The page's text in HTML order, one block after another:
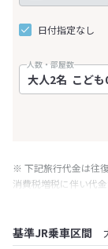
日付指定なし
人数・部屋数
※ 下記旅行代金は往
消費税増税に伴い代
※ 表示されている旅
基準JR乗車区間